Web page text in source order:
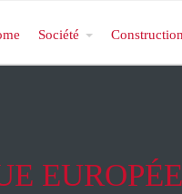
Société